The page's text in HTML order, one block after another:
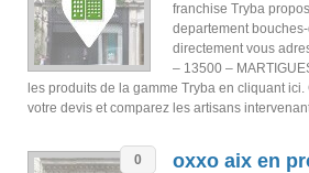
franchise Tryba
departement
directement vous
– 13500 –
les produits de la gamme Tryba en cliquant ici.
votre devis et comparez les artisans
0 oxxo aix en